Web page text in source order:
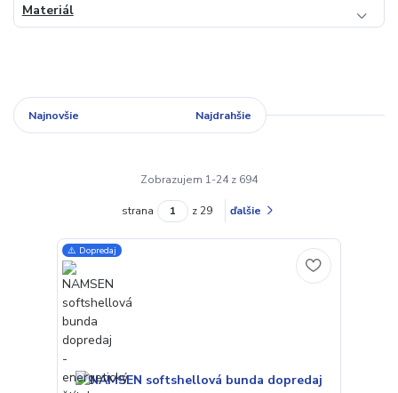
Materiál
Najnovšie Najdrahšie
Zobrazujem 1-24 z 694
strana z 29 ďalšie
⚠️ Dopredaj